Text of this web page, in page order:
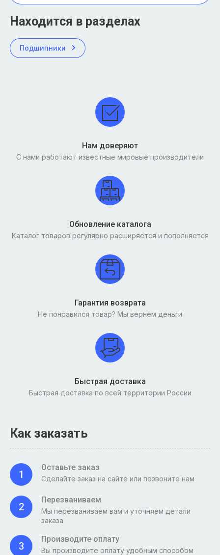
Находится в разделах
Подшипники
Нам доверяют
С нами работают известные мировые производители
Обновление каталога
Каталог товаров регулярно расширяется и пополняется
Гарантия возврата
Не понравился товар? Мы вернем деньги
Быстрая доставка
Быстрая доставка по всей территории России
Как заказать
1
Оставьте заказ
Сделайте заказ на сайте или позвоните нам
2
Перезваниваем
Мы перезваниваем вам и уточняем детали
заказа
3
Производите оплату
Вы производите оплату удобным способом